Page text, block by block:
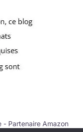
Partenaire Amazon